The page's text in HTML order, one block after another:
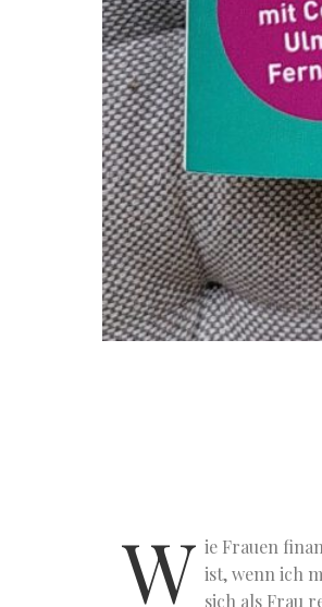
W ie Frauen
ist, wenn ich
sich als Frau